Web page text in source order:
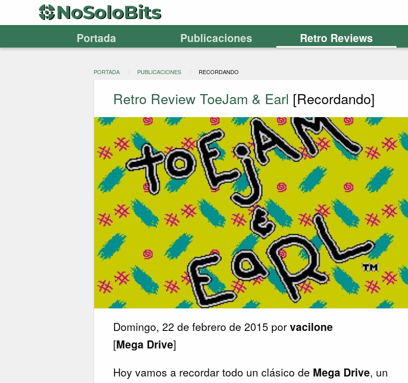
Portada Publicaciones Retro Reviews
PORTADA PUBLICACIONES RECORDANDO
Retro Review ToeJam & Earl [Recordando]
Domingo, 22 de febrero de 2015 porvacilone
[Mega Drive]
Hoy vamos a recordar todo un clásico de Mega Drive, un